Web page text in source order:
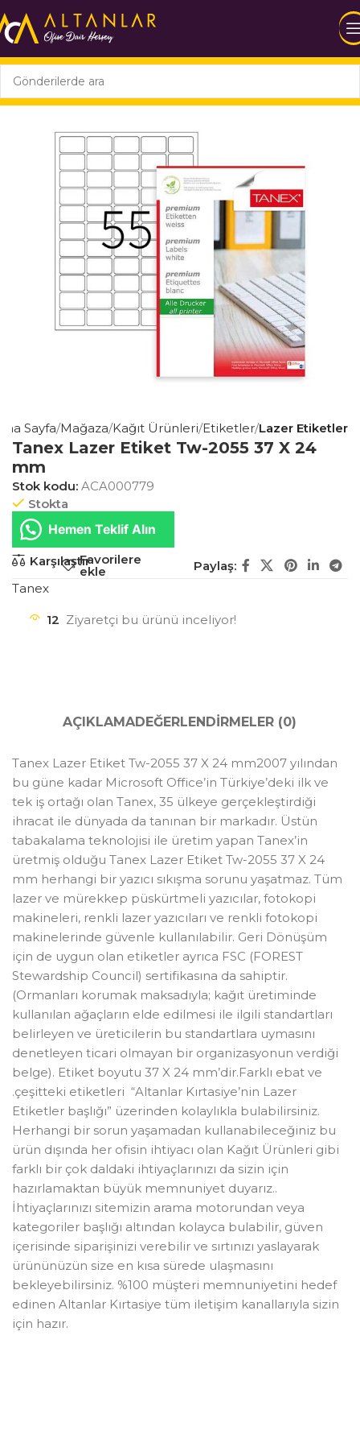
Sayfa Mağaza Kağıt Ürünleri Etiketler Lazer Etiketler
Tanex Lazer Etiket Tw-2055 37 X 24
mm
Stok kodu: ACA000779
Stokta
Hemen Teklif Alın
KarşılaştırFavorilere
ekle
Paylaş:
Tanex
12 Ziyaretçi bu ürünü inceliyor!
AÇIKLAMADEĞERLENDIRMELER (0)
Tanex Lazer Etiket Tw-2055 37 X 24 mm2007 yılından
bu güne kadar Microsoft Office’in Türkiye’deki ilk ve
tek iş ortağı olan Tanex, 35 ülkeye gerçekleştirdiği
ihracat ile dünyada da tanınan bir markadır. Üstün
tabakalama teknolojisi ile üretim yapan Tanex’in
üretmiş olduğu Tanex Lazer Etiket Tw-2055 37 X 24
mm herhangi bir yazıcı sıkışma sorunu yaşatmaz. Tüm
lazer ve mürekkep püskürtmeli yazıcılar, fotokopi
makineleri, renkli lazer yazıcıları ve renkli fotokopi
makinelerinde güvenle kullanılabilir. Geri Dönüşüm
için de uygun olan etiketler ayrıca FSC (FOREST
Stewardship Council) sertifikasına da sahiptir.
(Ormanları korumak maksadıyla; kağıt üretiminde
kullanılan ağaçların elde edilmesi ile ilgili standartları
belirleyen ve üreticilerin bu standartlara uymasını
denetleyen ticari olmayan bir organizasyonun verdiği
belge). Etiket boyutu 37 X 24 mm’dir.Farklı ebat ve
.çeşitteki etiketleri “Altanlar Kırtasiye’nin Lazer
Etiketler başlığı” üzerinden kolaylıkla bulabilirsiniz.
Herhangi bir sorun yaşamadan kullanabileceğiniz bu
ürün dışında her ofisin ihtiyacı olan Kağıt Ürünleri gibi
farklı bir çok daldaki ihtiyaçlarınızı da sizin için
hazırlamaktan büyük memnuniyet duyarız..
İhtiyaçlarınızı sitemizin arama motorundan veya
kategoriler başlığı altından kolayca bulabilir, güven
içerisinde siparişinizi verebilir ve sırtınızı yaslayarak
ürününüzün size en kısa sürede ulaşmasını
bekleyebilirsiniz. %100 müşteri memnuniyetini hedef
edinen Altanlar Kırtasiye tüm iletişim kanallarıyla sizin
için hazır.